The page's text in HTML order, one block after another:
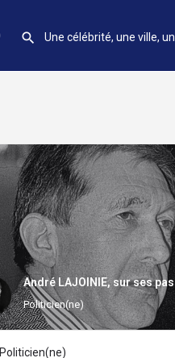
André LAJOINIE, sur ses pas
Politicien(ne)
Politicien(ne)